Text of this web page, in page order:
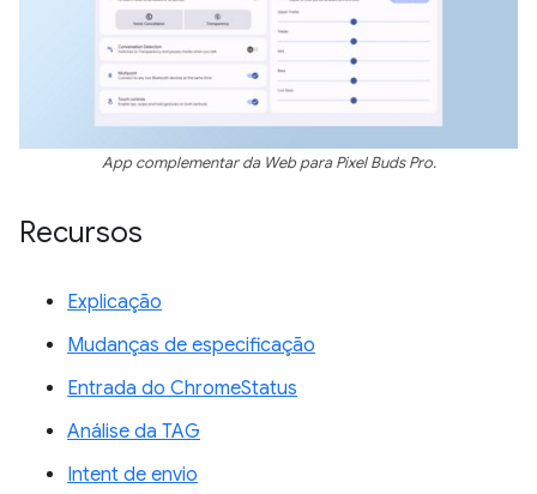
App complementar da Web para Pixel Buds Pro.
Recursos
Explicação
Mudanças de especificação
Entrada do ChromeStatus
Análise da TAG
Intent de envio